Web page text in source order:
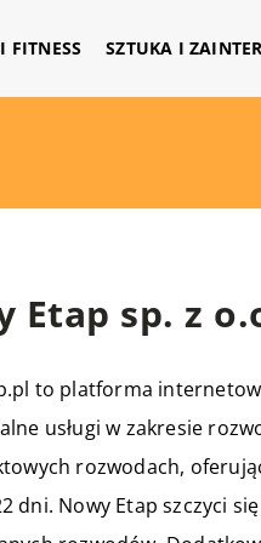
FITNESS SZTUKA I
Etap sp. z
to platforma
usługi w zakresie
rozwodach,
dni. Nowy Etap szczyci